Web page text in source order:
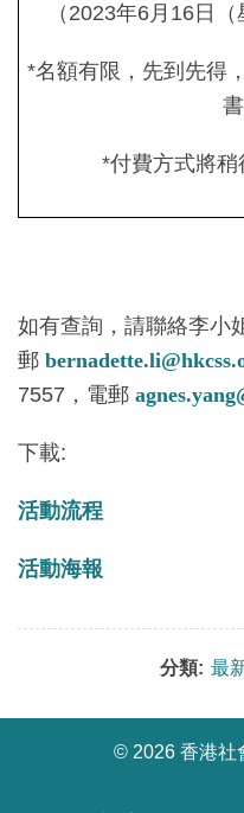
（ 2023年6月 16 日
*名額有限，先到先得
*付費方式將稍
如有查詢，請聯絡李小
郵
7557 ，電郵
下載:
活動流程
活動海報
分類: 最
© 2026 香港社